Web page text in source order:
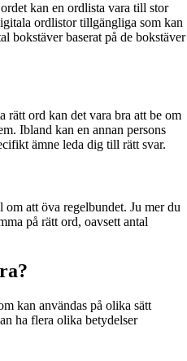
kan en ordlista vara till stor
ordlistor tillgängliga som kan
bokstäver baserat på de bokstäver
rätt ord kan det vara bra att be om
Ibland kan en annan persons
ämne leda dig till rätt svar.
att öva regelbundet. Ju mer du
på rätt ord, oavsett antal
kan användas på olika sätt
ha flera olika betydelser